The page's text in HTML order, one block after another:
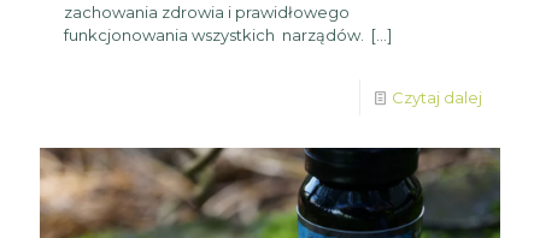
zachowania zdrowia i prawidłowego
funkcjonowania wszystkich narządów. […]
Czytaj dalej